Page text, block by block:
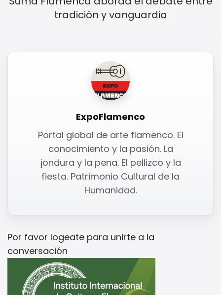
tradición y vanguardia
ExpoFlamenco
Portal global de arte flamenco. El
conocimiento y la pasión. La
jondura y la pena. El pellizco y la
fiesta. Patrimonio Cultural de la
Humanidad.
Por favor logeate para unirte a la
conversación